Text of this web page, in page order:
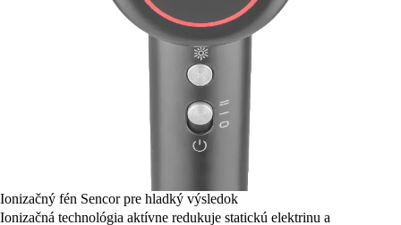
Ionizačný fén Sencor pre hladký výsledok
Ionizačná technológia aktívne redukuje statickú elektrinu a